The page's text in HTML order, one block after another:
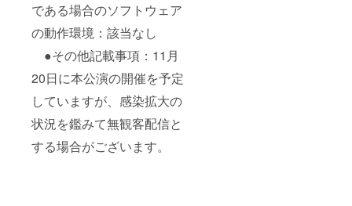
である場合のソフトウェア
の動作環境：該当なし
●その他記載事項：11月
20日に本公演の開催を予定
していますが、感染拡大の
状況を鑑みて無観客配信と
する場合がございます。